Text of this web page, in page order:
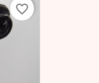
favorite_border